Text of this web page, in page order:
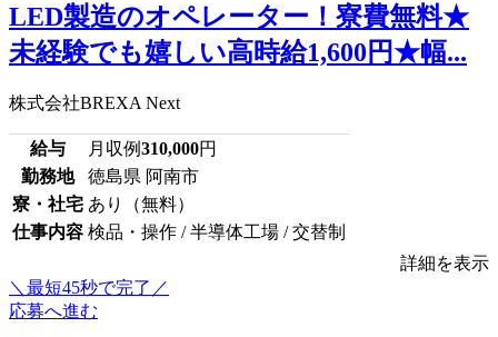
LED製造のオペレーター！寮費無料★
未経験でも嬉しい高時給1,600円★幅...
株式会社BREXA Next
給与 月収例310,000円
勤務地
徳島県 阿南市
寮・社宅 あり（無料）
仕事内容 検品・操作 / 半導体工場 / 交替制
詳細を表示
＼最短45秒で完了／
応募へ進む